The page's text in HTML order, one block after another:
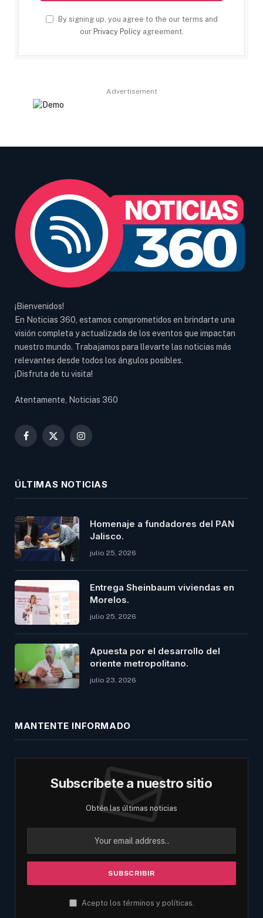
By signing up, you agree to the our terms and
our Privacy Policyagreement.
Advertisement
¡Bienvenidos!
En Noticias 360, estamos comprometidos en brindarte una
visión completa y actualizada de los eventos que impactan
nuestro mundo. Trabajamos para llevarte las noticias más
relevantes desde todos los ángulos posibles.
¡Disfruta de tu visita!
Atentamente, Noticias 360
Facebook
X
Instagram
ÚLTIMAS NOTICIAS
Homenaje a fundadores del PAN
Jalisco.
julio 25, 2026
Entrega Sheinbaum viviendas en
Morelos.
julio 25, 2026
Apuesta por el desarrollo del
oriente metropolitano.
julio 23, 2026
MANTENTE INFORMADO
Subscríbete a nuestro sitio
Obtén las últimas noticias
Acepto los términos y políticas.